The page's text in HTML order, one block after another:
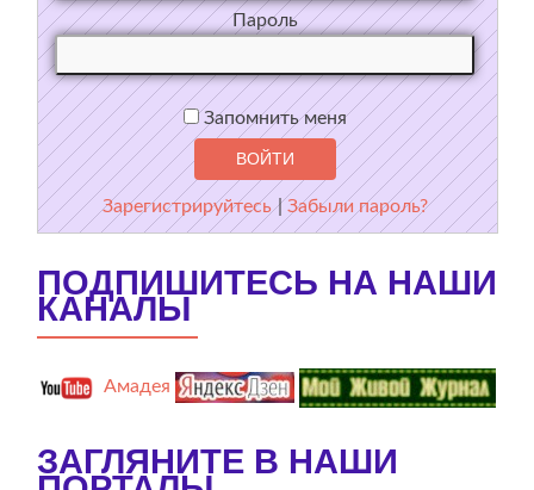
Пароль
Запомнить меня
Зарегистрируйтесь |Забыли пароль?
ПОДПИШИТЕСЬ НА НАШИ
КАНАЛЫ
Амадея
ЗАГЛЯНИТЕ В НАШИ